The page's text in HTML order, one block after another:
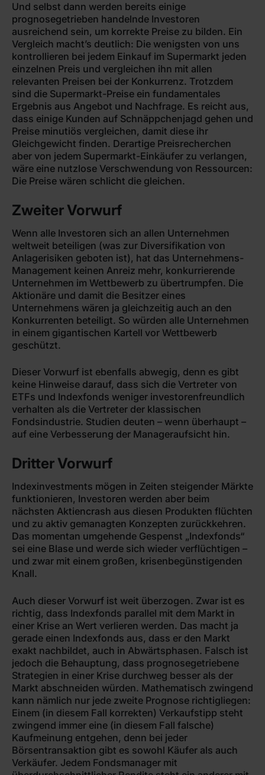
Und selbst dann werden bereits einige
prognosegetrieben handelnde Investoren
ausreichend sein, um korrekte Preise zu bilden. Ein
Vergleich macht’s deutlich: Die wenigsten von uns
kontrollieren bei jedem Einkauf im Supermarkt jeden
einzelnen Preis und vergleichen ihn mit allen
relevanten Preisen bei der Konkurrenz. Trotzdem
sind die Supermarkt-Preise ein fundamentales
Ergebnis aus Angebot und Nachfrage. Es reicht aus,
dass einige Kunden auf Schnäppchenjagd gehen und
Preise minutiös vergleichen, damit diese ihr
Gleichgewicht finden. Derartige Preisrecherchen
aber von jedem Supermarkt-Einkäufer zu verlangen,
wäre eine nutzlose Verschwendung von Ressourcen:
Die Preise wären schlicht die gleichen.
Zweiter Vorwurf
Wenn alle Investoren sich an allen Unternehmen
weltweit beteiligen (was zur Diversifikation von
Anlagerisiken geboten ist), hat das Unternehmens-
Management keinen Anreiz mehr, konkurrierende
Unternehmen im Wettbewerb zu übertrumpfen. Die
Aktionäre und damit die Besitzer eines
Unternehmens wären ja gleichzeitig auch an den
Konkurrenten beteiligt. So würden alle Unternehmen
in einem gigantischen Kartell vor Wettbewerb
geschützt.
Dieser Vorwurf ist ebenfalls abwegig, denn es gibt
keine Hinweise darauf, dass sich die Vertreter von
ETFs und Indexfonds weniger investorenfreundlich
verhalten als die Vertreter der klassischen
Fondsindustrie. Studien deuten – wenn überhaupt –
auf eine Verbesserung der Manageraufsicht hin.
Dritter Vorwurf
Indexinvestments mögen in Zeiten steigender Märkte
funktionieren, Investoren werden aber beim
nächsten Aktiencrash aus diesen Produkten flüchten
und zu aktiv gemanagten Konzepten zurückkehren.
Das momentan umgehende Gespenst „Indexfonds“
sei eine Blase und werde sich wieder verflüchtigen –
und zwar mit einem großen, krisenbegünstigenden
Knall.
Auch dieser Vorwurf ist weit überzogen. Zwar ist es
richtig, dass Indexfonds parallel mit dem Markt in
einer Krise an Wert verlieren werden. Das macht ja
gerade einen Indexfonds aus, dass er den Markt
exakt nachbildet, auch in Abwärtsphasen. Falsch ist
jedoch die Behauptung, dass prognosegetriebene
Strategien in einer Krise durchweg besser als der
Markt abschneiden würden. Mathematisch zwingend
kann nämlich nur jede zweite Prognose richtigliegen:
Einem (in diesem Fall korrekten) Verkaufstipp steht
zwingend immer eine (in diesem Fall falsche)
Kaufmeinung entgehen, denn bei jeder
Börsentransaktion gibt es sowohl Käufer als auch
Verkäufer. Jedem Fondsmanager mit